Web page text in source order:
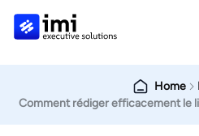
Home
Comment rédiger efficacement le